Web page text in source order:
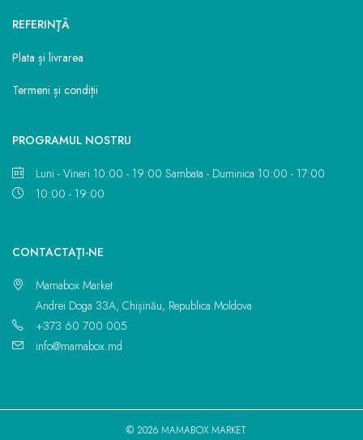
REFERINŢĂ
Plata și livrarea
Termeni și condiții
PROGRAMUL NOSTRU
Luni - Vineri 10:00 - 19:00 Sambata - Duminica 10:00 - 17:00
10:00 - 19:00
CONTACTAŢI-NE
Mamabox Market
Andrei Doga 33A, Chișinău, Republica Moldova
+373 60 700 005
info@mamabox.md
© 2026 MAMABOX MARKET